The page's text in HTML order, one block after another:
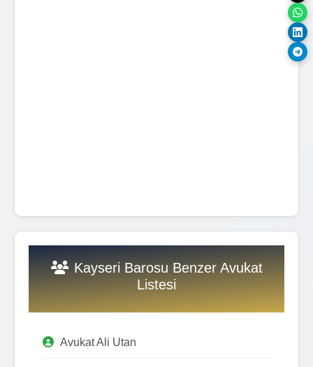
Kayseri Barosu Benzer Avukat
Listesi
Avukat Ali Utan